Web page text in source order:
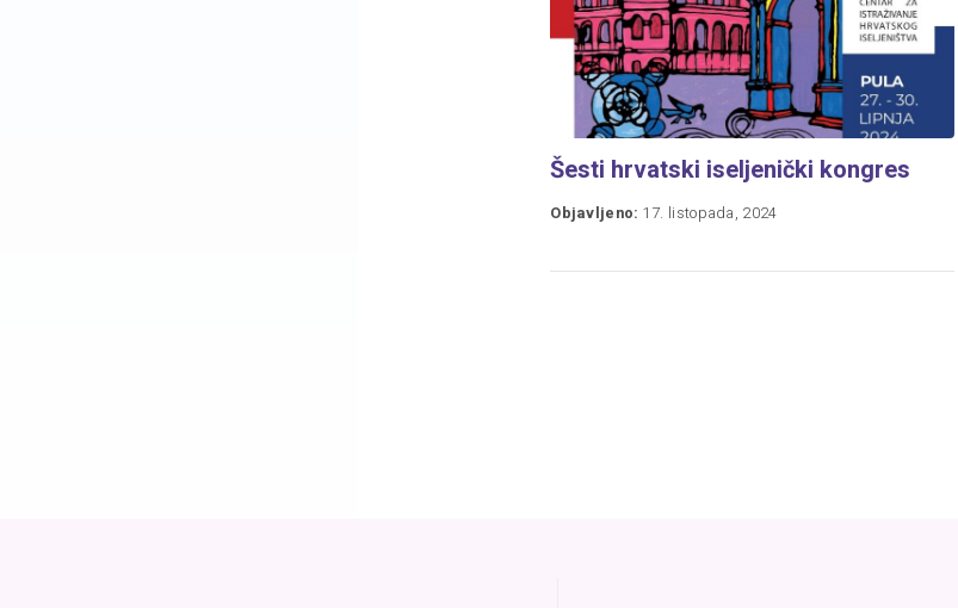
Šesti hrvatski iseljenički kongres
Objavljeno: 17. listopada, 2024